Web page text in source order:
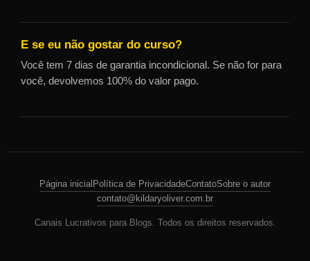
E se eu não gostar do curso?
Você tem 7 dias de garantia incondicional. Se não for para
você, devolvemos 100% do valor pago.
Página inicial Política de PrivacidadeContatoSobre o autor
contato@kildaryoliver.com.br
Canais Lucrativos para Blogs. Todos os direitos reservados.